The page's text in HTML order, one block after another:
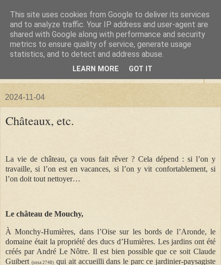
La forêt de Briqueloup
"Nous deviendrons des histoires pour nos enfants"
2024-11-04
Châteaux, etc.
La vie de château, ça vous fait rêver ? Cela dépend : si l’on y
travaille, si l’on est en vacances, si l’on y vit confortablement, si
l’on doit tout nettoyer…
Le château de Mouchy,
À Monchy-Humières, dans l’Oise sur les bords de l’Aronde, le
domaine était la propriété des ducs d’Humières. Les jardins ont été
créés par André Le Nôtre. Il est bien possible que ce soit Claude
Guibert (sosa 2748) qui ait accueillidans le parcce jardinier-paysagiste
This site uses cookies from Google to deliver its services
and to analyze traffic. Your IP address and user-agent are
shared with Google along with performance and security
metrics to ensure quality of service, generate usage
statistics, and to detect and address abuse.
LEARN MORE GOT IT